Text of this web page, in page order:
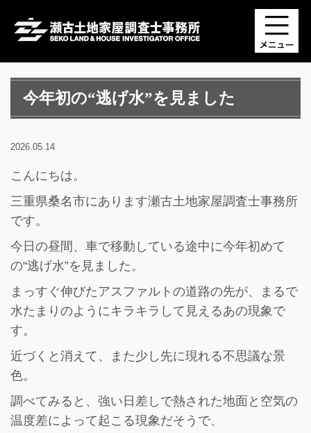
今年初の“逃げ水”を見ました
2026.05.14
こんにちは。
三重県桑名市にあります瀬古土地家屋調査士事務所
です。
今日の昼間、車で移動している途中に今年初めて
の“逃げ水”を見ました。
まっすぐ伸びたアスファルトの道路の先が、まるで
水たまりのようにキラキラして見えるあの現象で
す。
近づくと消えて、また少し先に現れる不思議な景
色。
調べてみると、強い日差しで熱された地面と空気の
温度差によって起こる現象だそうで、